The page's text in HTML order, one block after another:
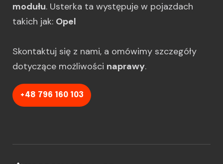
modułu. Usterka ta występuje w pojazdach
takich jak: Opel
Skontaktuj się z nami, a omówimy szczegóły
dotyczące możliwości naprawy.
+48 796 160 103